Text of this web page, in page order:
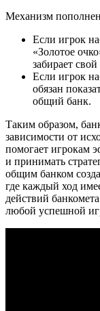
Механизм
Если игрок
«Золотое
забирает
Если игрок
обязан
общий банк.
Таким образом,
зависимости от
помогает игрокам
и принимать
общим банком
где каждый ход
действий
любой успешной